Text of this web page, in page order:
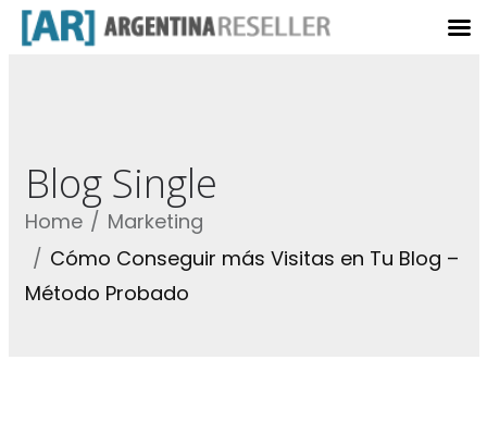
Blog Single
Home
Marketing
Cómo Conseguir más Visitas en Tu Blog –
Método Probado